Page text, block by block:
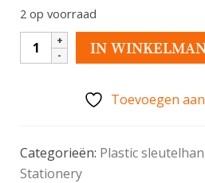
2 op voorraad
Kawaii
Gamer
aantal
IN
Toevoegen
Categorieën: Plastic
Stationery